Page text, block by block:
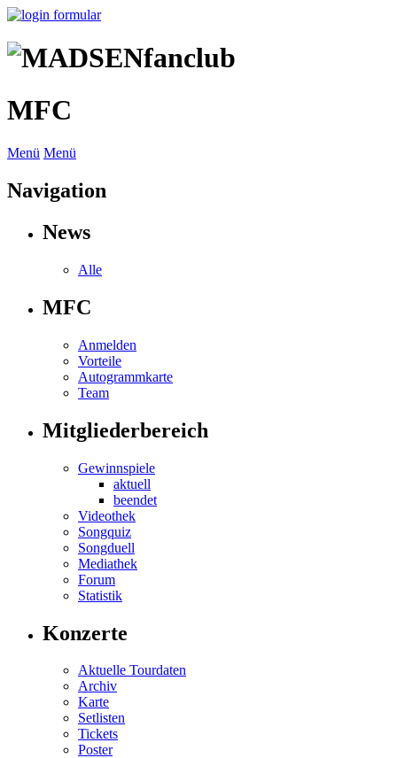
MFC
Menü Menü
Navigation
News
Alle
MFC
Anmelden
Vorteile
Autogrammkarte
Team
Mitgliederbereich
Gewinnspiele
aktuell
beendet
Videothek
Songquiz
Songduell
Mediathek
Forum
Statistik
Konzerte
Aktuelle Tourdaten
Archiv
Karte
Setlisten
Tickets
Poster